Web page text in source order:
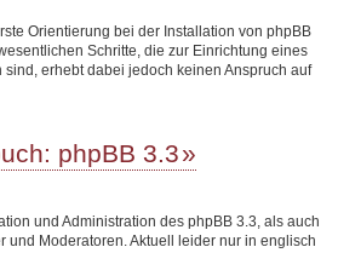
Orientierung bei der Installation von phpBB
Schritte, die zur Einrichtung eines
erhebt dabei jedoch keinen Anspruch auf
phpBB 3.3
und Administration des phpBB 3.3, als auch
und Moderatoren. Aktuell leider nur in englisch